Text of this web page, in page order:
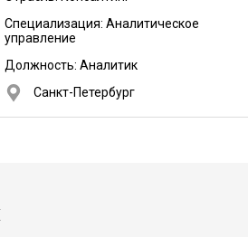
Специализация: Аналитическое
управление
Должность: Аналитик
Санкт-Петербург